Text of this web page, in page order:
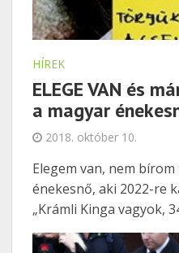
HÍREK
ELEGE VAN és
a magyar
2018. október 10.
Elegem van, nem
énekesnő, aki 2022-re
„Krámli Kinga vagyok,